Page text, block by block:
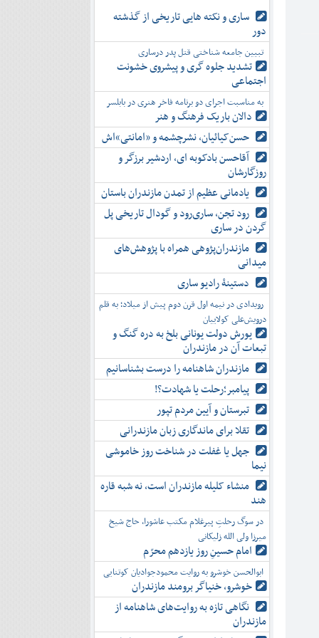
ساری و نکته هایی تاریخی از گذشته
دور
تبیین جامعه شناختی قتل پدر درساری
تشدید جلوه‌ گری و پیشروی خشونت
اجتماعی
به مناسبت اجرای دو برنامه فاخر هنری در بابلسر
دالان باریک فرهنگ و هنر
حسن‌کیائیان، نشرچشمه و «امانتی»اش
آقاحسن بادکوبه ای، اردشیر برزگر و
روزگارشان
یادمانی عظیم از تمدن مازندران باستان
رود تجن، ساری‌رود و گودال تاریخی پل
گردن در ساری
مازندران‌پژوهی همراه با پژوهش‌های
میدانی
دستینۀ رادیو ساری
رویدادی در نیمه اول قرن دوم پیش از میلاد؛ به قلم
درویش‌علی کولاییان
یورش دولت یونانی بلخ به دره گنگ و
تبعات آن در مازندران
مازندران شاهنامه را درست بشناسانیم
پیامبر؛رحلت یا شهادت؟!
تبرستان و آیین مردم تپور
تقلا برای ماندگاری زبان مازندرانی
جهل یا غفلت در شناخت روز خاموشی
نیما
منشاء کلیله مازندران است، نه شبه قاره
هند
در سوگ رحلتِ پیرغلام مکتب عاشورا، حاج شیخ
میرزا ولی الله زلیکانی
امام حسینِ روز یازدهم محرّم
ابوالحسن خوشرو به روایت محمودجوادیان کوتنایی
خوشرو، خنياگر برومند مازندران
نگاهی تازه به روایت‌های شاهنامه از
مازندران